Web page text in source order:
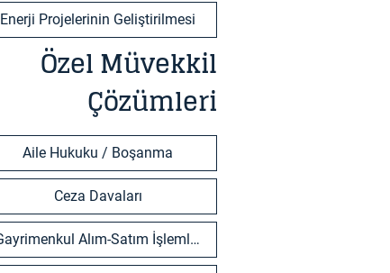
Enerji Projelerinin Geliştirilmesi
Özel Müvekkil
Çözümleri
Aile Hukuku / Boşanma
Ceza Davaları
Gayrimenkul Alım-Satım İşlemleri